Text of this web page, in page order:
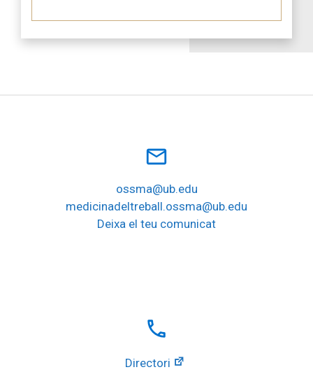
mail_outline
ossma@ub.edu
medicinadeltreball.ossma@ub.edu
Deixa el teu comunicat
local_phone
Directori